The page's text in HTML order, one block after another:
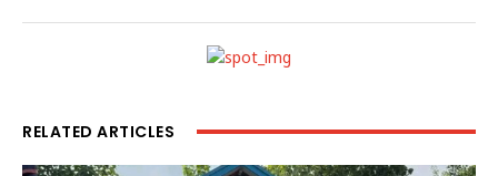
RELATED ARTICLES